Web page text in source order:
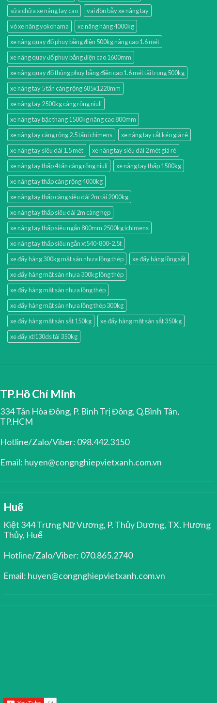
sửa chữa xe nâng tay cao
vai đòn bẫy xe nâng tay
vỏ xe nâng yokohama
xe nâng hàng 4000kg
xe nâng quay đổ phuy bằng điện 500kg nâng cao 1.6 mét
xe nâng quay đổ phuy bằng điện cao 1600mm
xe nâng quay đổ thùng phuy bằng điện cao 1.6 mét tải trọng 500kg
xe nâng tay 5 tấn càng rộng 685x1220mm
xe nâng tay 2500kg càng rộng niuli
xe nâng tay bậc thang 1500kg nâng cao 800mm
xe nâng tay càng rộng 2.5 tấn ichimens
xe nâng tay cắt kéo giá rẻ
xe nâng tay siêu dài 1.5 mét
xe nâng tay siêu dài 2 mét giá rẻ
xe nâng tay thấp 4 tấn càng rộng niuli
xe nâng tay thấp 1500kg
xe nâng tay thấp càng rộng 4000kg
xe nâng tay thấp càng siêu dài 2m tải 2000kg
xe nâng tay thấp siêu dài 2m càng hẹp
xe nâng tay thấp siêu ngắn 800mm 2500kg ichimens
xe nâng tay thấp siêu ngắn xt540-800-2.5t
xe đẩy hàng 300kg mặt sàn nhựa lồng thép
xe đẩy hàng lồng sắt
xe đẩy hàng mặt sàn nhựa 300kg lồng thép
xe đẩy hàng mặt sàn nhựa lồng thép
xe đẩy hàng mặt sàn nhựa lồng thép 300kg
xe đẩy hàng mặt sàn sắt 150kg
xe đẩy hàng mặt sàn sắt 350kg
xe đẩy xtl130ds tải 350kg
TP.Hồ Chí Minh
334 Tân Hòa Đông, P. Bình Trị Đông, Q.Bình Tân,
TP.HCM
Hotline/Zalo/Viber: 098.442.3150
Email: huyen@congnghiepvietxanh.com.vn
Huế
Kiệt 344 Trưng Nữ Vương, P. Thủy Dương, TX. Hương
Thủy, Huế
Hotline/Zalo/Viber: 070.865.2740
Email: huyen@congnghiepvietxanh.com.vn